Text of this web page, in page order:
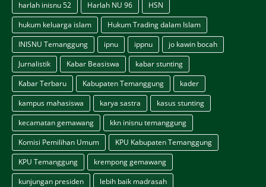
harlah inisnu 52
Harlah NU 96
HSN
hukum keluarga islam
Hukum Trading dalam Islam
INISNU Temanggung
ipnu ippnu
jo kawin bocah
Jurnalistik
Kabar Beasiswa
kabar stunting
Kabar Terbaru
Kabupaten Temanggung
kader
kampus mahasiswa
karya sastra
kasus stunting
kecamatan gemawang
kkn inisnu temanggung
Komisi Pemilihan Umum
KPU Kabupaten Temanggung
KPU Temanggung
krempong gemawang
kunjungan presiden
lebih baik madrasah